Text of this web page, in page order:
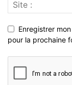
Enregistrer
pour la prochaine